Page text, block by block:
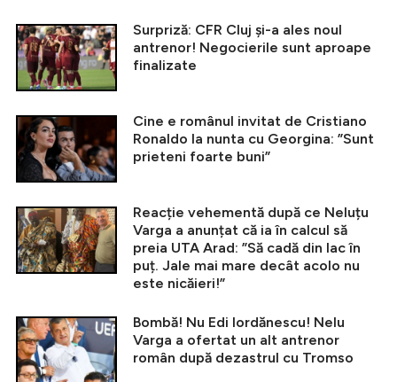
Surpriză: CFR Cluj și-a ales noul
antrenor! Negocierile sunt aproape
finalizate
Cine e românul invitat de Cristiano
Ronaldo la nunta cu Georgina: ”Sunt
prieteni foarte buni”
Reacție vehementă după ce Neluțu
Varga a anunțat că ia în calcul să
preia UTA Arad: ”Să cadă din lac în
puț. Jale mai mare decât acolo nu
este nicăieri!”
Bombă! Nu Edi Iordănescu! Nelu
Varga a ofertat un alt antrenor
român după dezastrul cu Tromso